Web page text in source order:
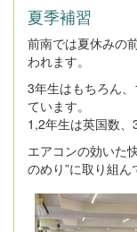
夏季補習
前南では夏休みの
われます。
3年生はもちろん
ています。
1,2年生は英国数、
エアコンの効いた
のめり”に取り組ん